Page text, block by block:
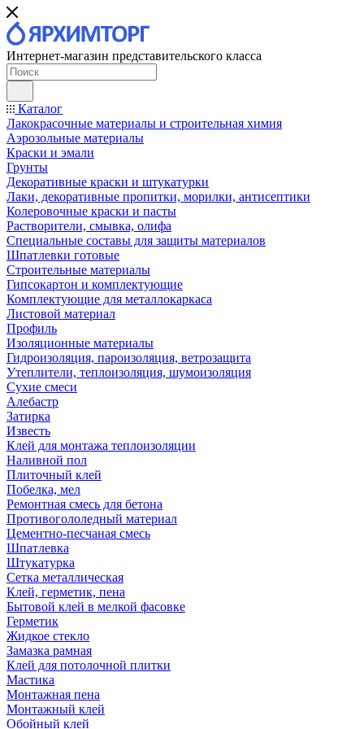
Интернет-магазин представительского класса
Каталог
Лакокрасочные материалы и строительная химия
Аэрозольные материалы
Краски и эмали
Грунты
Декоративные краски и штукатурки
Лаки, декоративные пропитки, морилки, антисептики
Колеровочные краски и пасты
Растворители, смывка, олифа
Специальные составы для защиты материалов
Шпатлевки готовые
Строительные материалы
Гипсокартон и комплектующие
Комплектующие для металлокаркаса
Листовой материал
Профиль
Изоляционные материалы
Гидроизоляция, пароизоляция, ветрозащита
Утеплители, теплоизоляция, шумоизоляция
Сухие смеси
Алебастр
Затирка
Известь
Клей для монтажа теплоизоляции
Наливной пол
Плиточный клей
Побелка, мел
Ремонтная смесь для бетона
Противогололедный материал
Цементно-песчаная смесь
Шпатлевка
Штукатурка
Сетка металлическая
Клей, герметик, пена
Бытовой клей в мелкой фасовке
Герметик
Жидкое стекло
Замазка рамная
Клей для потолочной плитки
Мастика
Монтажная пена
Монтажный клей
Обойный клей